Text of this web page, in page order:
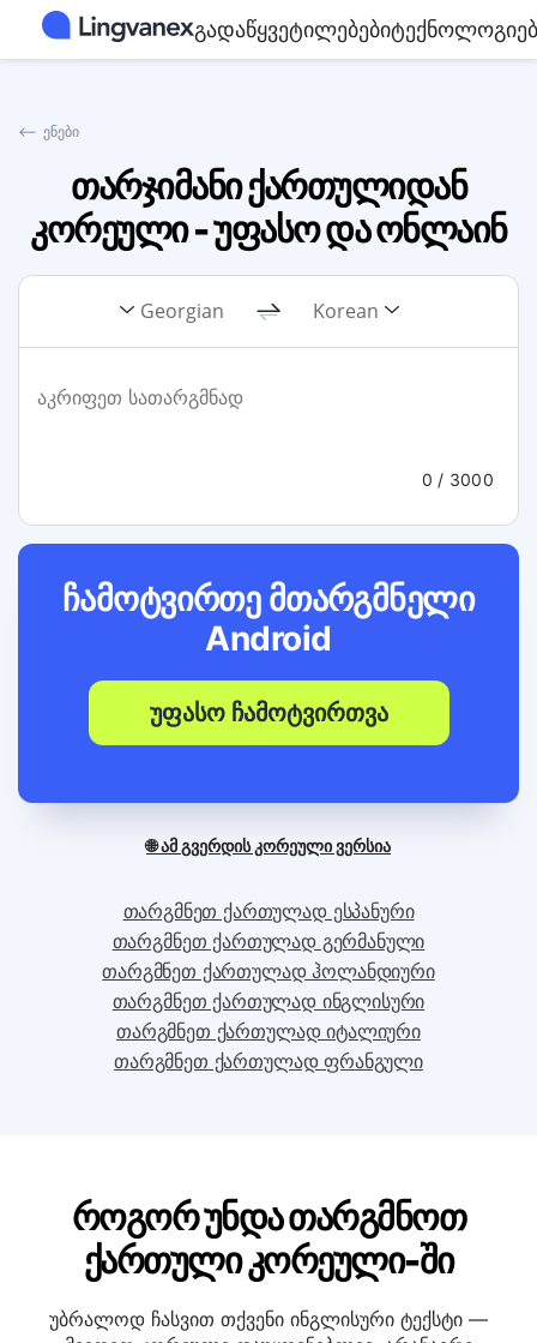
გადაწყვეტილებები
⟵ ენები
თარჯიმანი ქართულიდან
კორეული - უფასო და ონლაინ
Georgian Korean
0 / 3000
ჩამოტვირთე მთარგმნელი
Android
უფასო ჩამოტვირთვა
🌐 ამ გვერდის კორეული ვერსია
თარგმნეთ ქართულად ესპანური
თარგმნეთ ქართულად გერმანული
თარგმნეთ ქართულად ჰოლანდიური
თარგმნეთ ქართულად ინგლისური
როგორ უნდა თარგმნოთ
ქართული კორეული-ში